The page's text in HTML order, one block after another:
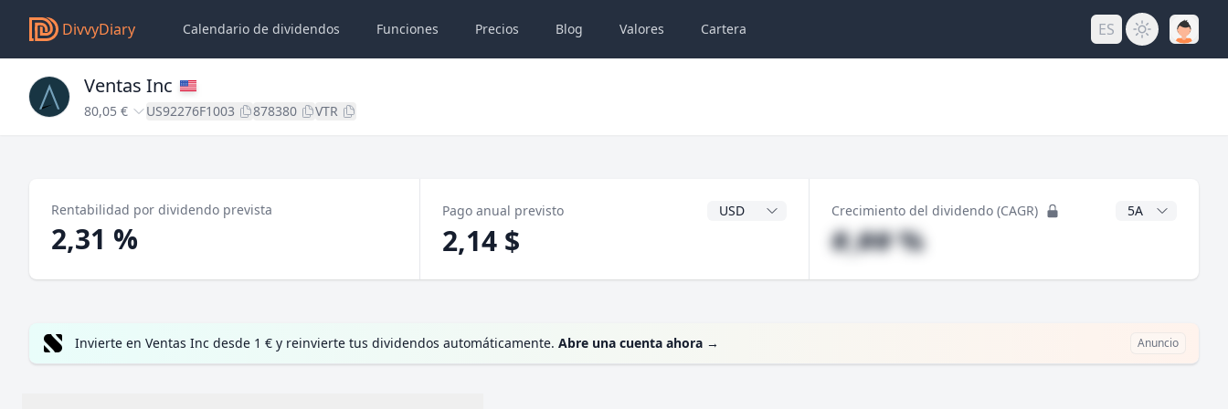
DivvyDiary Calendario de dividendos Funciones Precios Blog Valores Cartera ES
Ventas Inc
80,05 € US92276F1003 878380 VTR
Rentabilidad por dividendo prevista
2,31 %
Pago anual previsto Divisa del dividendo
2,14 $
Crecimiento del dividendo (CAGR) Años CAGR
#,## %
Invierte en Ventas Inc desde 1 € y reinvierte tus dividendos automáticamente. Abre una cuenta ahora → Anuncio